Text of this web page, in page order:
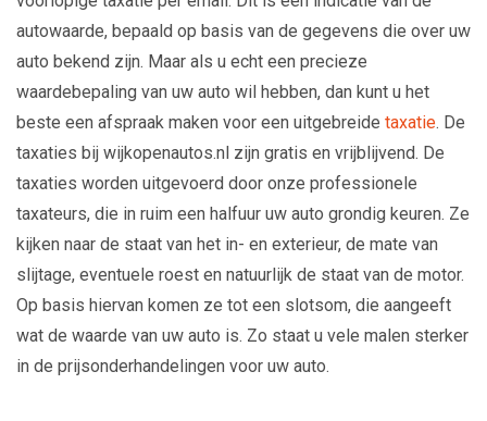
autowaarde, bepaald op basis van de gegevens die over uw
auto bekend zijn. Maar als u echt een precieze
waardebepaling van uw auto wil hebben, dan kunt u het
beste een afspraak maken voor een uitgebreide taxatie. De
taxaties bij wijkopenautos.nl zijn gratis en vrijblijvend. De
taxaties worden uitgevoerd door onze professionele
taxateurs, die in ruim een halfuur uw auto grondig keuren. Ze
kijken naar de staat van het in- en exterieur, de mate van
slijtage, eventuele roest en natuurlijk de staat van de motor.
Op basis hiervan komen ze tot een slotsom, die aangeeft
wat de waarde van uw auto is. Zo staat u vele malen sterker
in de prijsonderhandelingen voor uw auto.